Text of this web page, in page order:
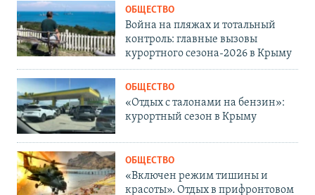
ОБЩЕСТВО
Война на пляжах и тотальный
контроль: главные вызовы
курортного сезона-2026 в Крыму
ОБЩЕСТВО
«Отдых с талонами на бензин»:
курортный сезон в Крыму
ОБЩЕСТВО
«Включен режим тишины и
красоты». Отдых в прифронтовом